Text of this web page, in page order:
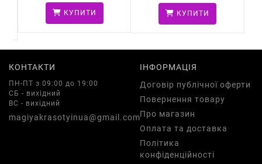
КУПИТИ КУПИТИ
КОНТАКТИ
ПН-ПТ з 09:00 до 19:00
СБ - вихідний
ВС - вихідний
magiyakrasotyinua@gmail.com
ІНФОРМАЦІЯ
Договір публічної оферти
Повернення товару
Про магазин
Оплата та доставка
Політика
конфіденційності